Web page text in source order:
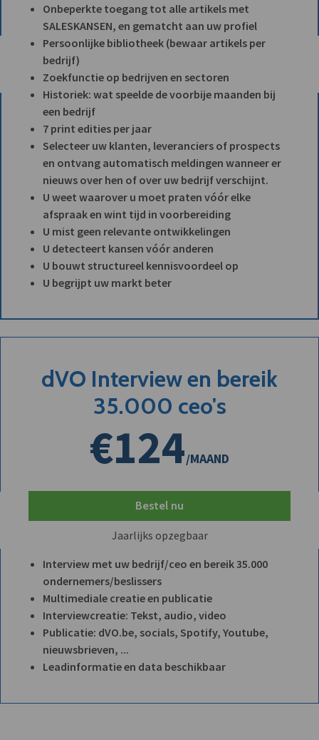
Onbeperkte toegang tot alle artikels met
SALESKANSEN, en gematcht aan uw profiel
Persoonlijke bibliotheek (bewaar artikels per
bedrijf)
Zoekfunctie op bedrijven en sectoren
Historiek: wat speelde de voorbije maanden bij
een bedrijf
7 print edities per jaar
Selecteer uw klanten, leveranciers of prospects
en ontvang automatisch meldingen wanneer er
nieuws over hen of over uw bedrijf verschijnt.
U weet waarover u moet praten vóór elke
afspraak en wint tijd in voorbereiding
U mist geen relevante ontwikkelingen
U detecteert kansen vóór anderen
U bouwt structureel kennisvoordeel op
U begrijpt uw markt beter
dVO Interview en bereik
35.000 ceo's
€124/MAAND
Bestel nu
Jaarlijks opzegbaar
Interview met uw bedrijf/ceo en bereik 35.000
ondernemers/beslissers
Multimediale creatie en publicatie
Interviewcreatie: Tekst, audio, video
Publicatie: dVO.be, socials, Spotify, Youtube,
nieuwsbrieven, ...
Leadinformatie en data beschikbaar